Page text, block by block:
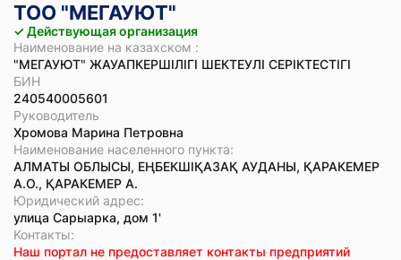
ТОО "МЕГАУЮТ"
✓ Действующая организация
Наименование на казахском :
"МЕГАУЮТ" ЖАУАПКЕРШІЛІГІ ШЕКТЕУЛІ СЕРІКТЕСТІГІ
БИН
240540005601
Руководитель
Хромова Марина Петровна
Наименование населенного пункта:
АЛМАТЫ ОБЛЫСЫ, ЕҢБЕКШІҚАЗАҚ АУДАНЫ, ҚАРАКЕМЕР
А.О., ҚАРАКЕМЕР А.
Юридический адрес:
улица Сарыарка, дом 1'
Koнтaкты:
Наш портал не предоставляет контакты предприятий